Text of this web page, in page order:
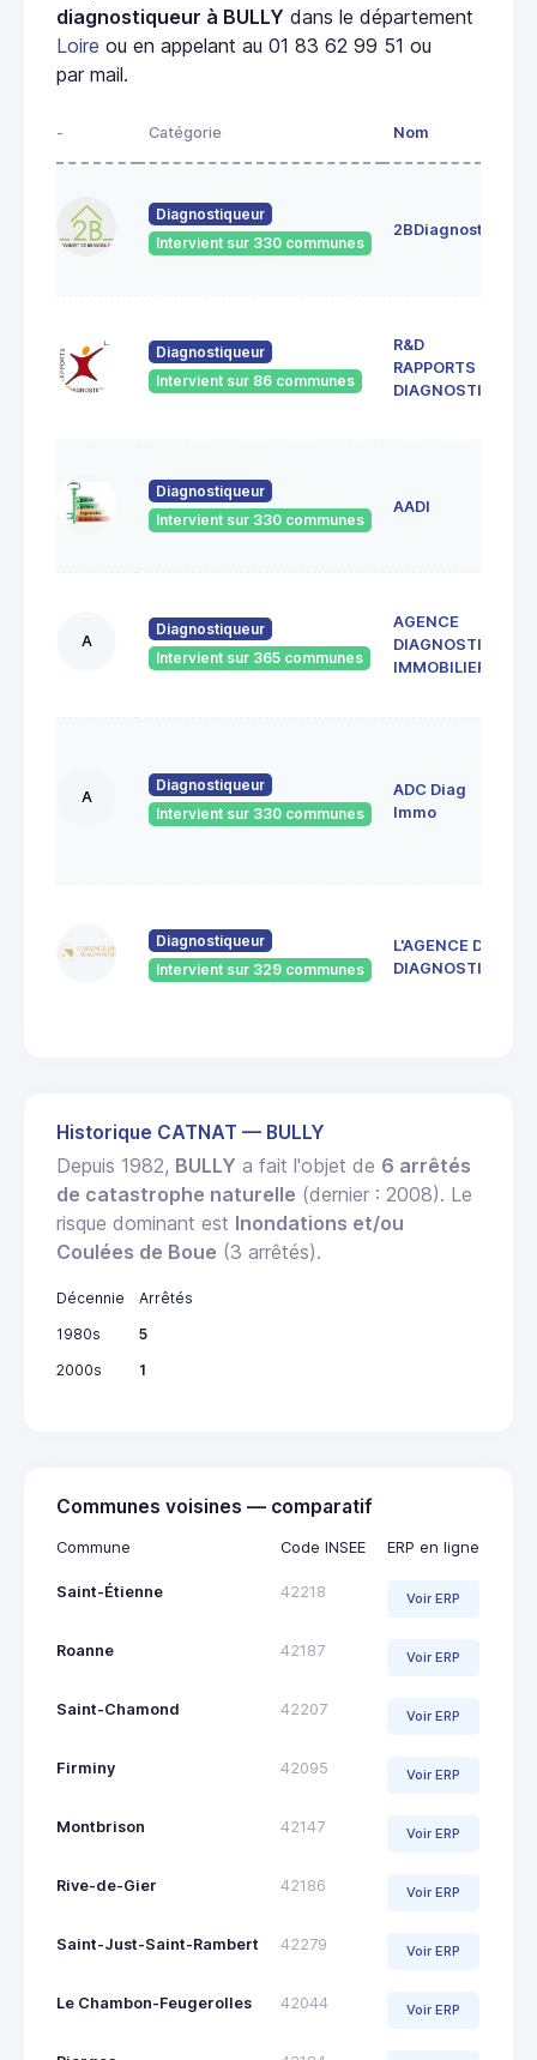
diagnostiqueur à BULLY dans le département
Loire ou en appelant au 01 83 62 99 51 ou
par mail.
- Catégorie Nom
Diagnostiqueur
Intervient sur 330 communes
2BDiagnostics
Diagnostiqueur
Intervient sur 86 communes
R&D
RAPPORTS &
DIAGNOSTICS
Diagnostiqueur
Intervient sur 330 communes
AADI
A
Diagnostiqueur
Intervient sur 365 communes
AGENCE
DIAGNOSTIC
IMMOBILIER
A
Diagnostiqueur
Intervient sur 330 communes
ADC Diag
Immo
Diagnostiqueur
Intervient sur 329 communes
L'AGENCE DU
DIAGNOSTIC
Historique CATNAT — BULLY
Depuis 1982, BULLY a fait l'objet de 6 arrêtés
de catastrophe naturelle (dernier : 2008). Le
risque dominant est Inondations et/ou
Coulées de Boue (3 arrêtés).
Décennie
Arrêtés
1980s
5
2000s
1
Communes voisines — comparatif
Commune Code INSEE ERP en ligne
Saint-Étienne 42218 Voir ERP
Roanne 42187 Voir ERP
Saint-Chamond 42207 Voir ERP
Firminy 42095 Voir ERP
Montbrison 42147 Voir ERP
Rive-de-Gier 42186 Voir ERP
Saint-Just-Saint-Rambert 42279 Voir ERP
Le Chambon-Feugerolles 42044 Voir ERP